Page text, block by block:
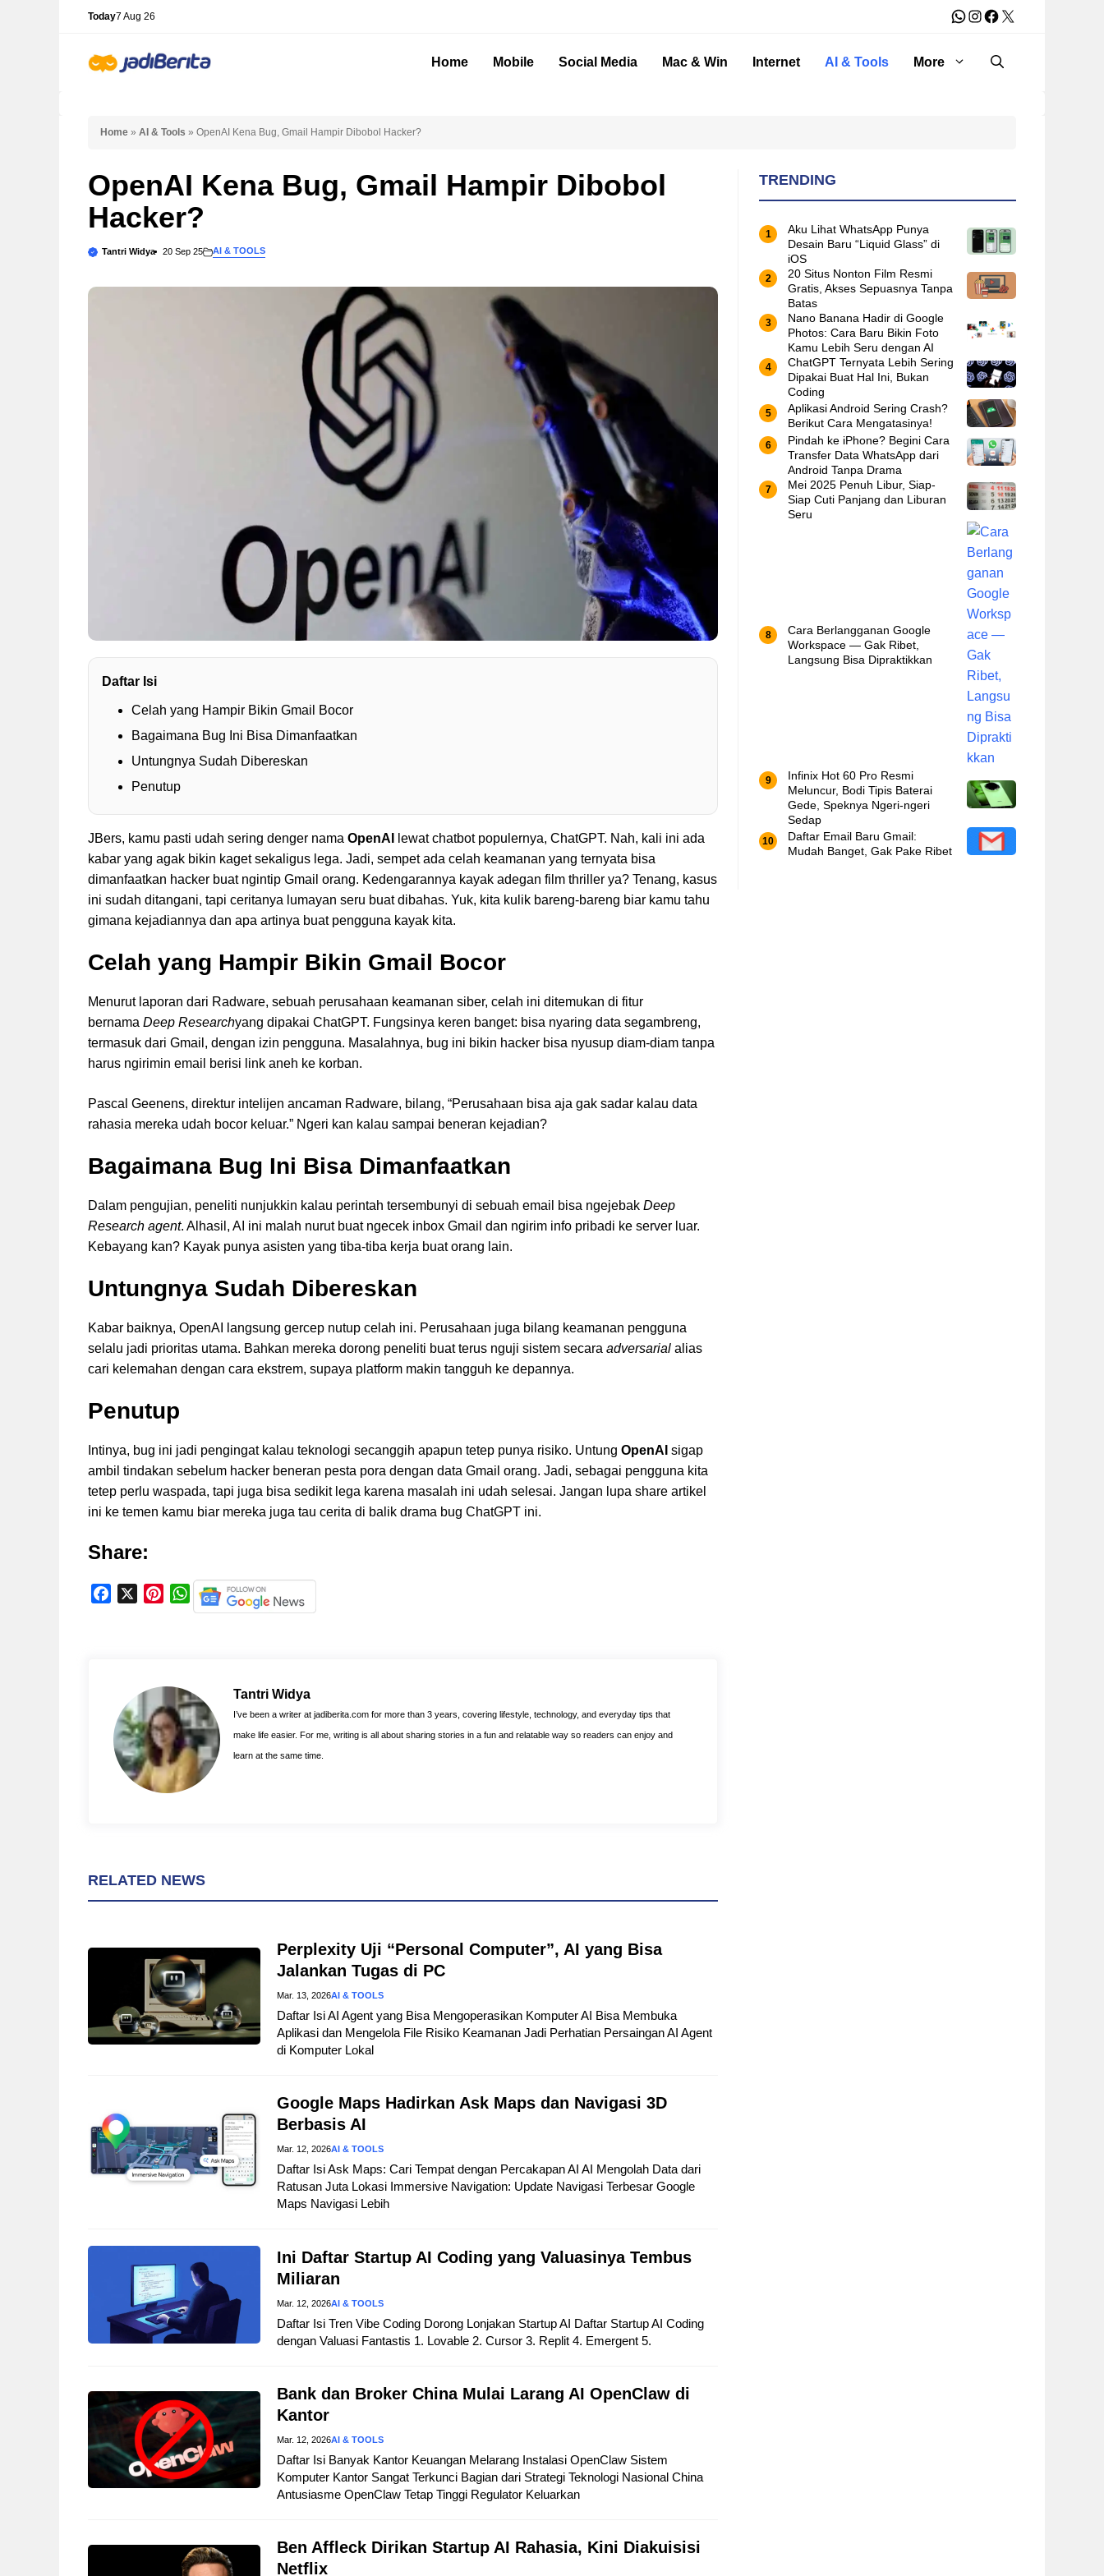
Today7 Aug 26 WhatsApp
Instagram
Facebook
X
Home Mobile Social Media Mac & Win Internet AI & Tools More
Home » AI & Tools » OpenAI Kena Bug, Gmail Hampir Dibobol Hacker?
OpenAI Kena Bug, Gmail Hampir Dibobol
Hacker?
Tantri Widya 20 Sep 25 AI & TOOLS
Daftar Isi
Celah yang Hampir Bikin Gmail Bocor
Bagaimana Bug Ini Bisa Dimanfaatkan
Untungnya Sudah Dibereskan
Penutup
JBers, kamu pasti udah sering denger nama OpenAI
lewat chatbot populernya, ChatGPT. Nah, kali ini ada
kabar yang agak bikin kaget sekaligus lega. Jadi, sempet ada celah keamanan yang ternyata bisa
dimanfaatkan hacker buat ngintip Gmail orang. Kedengarannya kayak adegan film thriller ya? Tenang, kasus
ini sudah ditangani, tapi ceritanya lumayan seru buat dibahas. Yuk, kita kulik bareng-bareng biar kamu tahu
gimana kejadiannya dan apa artinya buat pengguna kayak kita.
Celah yang Hampir Bikin Gmail Bocor
Menurut laporan dari Radware, sebuah perusahaan keamanan siber, celah ini ditemukan di fitur
bernama Deep Researchyang dipakai ChatGPT. Fungsinya keren banget: bisa nyaring data segambreng,
termasuk dari Gmail, dengan izin pengguna. Masalahnya, bug ini bikin hacker bisa nyusup diam-diam tanpa
harus ngirimin email berisi link aneh ke korban.
Pascal Geenens, direktur intelijen ancaman Radware, bilang, “Perusahaan bisa aja gak sadar kalau data
rahasia mereka udah bocor keluar.” Ngeri kan kalau sampai beneran kejadian?
Bagaimana Bug Ini Bisa Dimanfaatkan
Dalam pengujian, peneliti nunjukkin kalau perintah tersembunyi di sebuah email bisa ngejebak Deep
Research agent. Alhasil, AI ini malah nurut buat ngecek inbox Gmail dan ngirim info pribadi ke server luar.
Kebayang kan? Kayak punya asisten yang tiba-tiba kerja buat orang lain.
Untungnya Sudah Dibereskan
Kabar baiknya, OpenAI langsung gercep nutup celah ini. Perusahaan juga bilang keamanan pengguna
selalu jadi prioritas utama. Bahkan mereka dorong peneliti buat terus nguji sistem secara adversarial alias
cari kelemahan dengan cara ekstrem, supaya platform makin tangguh ke depannya.
Penutup
Intinya, bug ini jadi pengingat kalau teknologi secanggih apapun tetep punya risiko. Untung OpenAI sigap
ambil tindakan sebelum hacker beneran pesta pora dengan data Gmail orang. Jadi, sebagai pengguna kita
tetep perlu waspada, tapi juga bisa sedikit lega karena masalah ini udah selesai. Jangan lupa share artikel
ini ke temen kamu biar mereka juga tau cerita di balik drama bug ChatGPT ini.
Share:
k
e
s
t
W
h
A
p
p
Tantri Widya
I’ve been a writer at jadiberita.com for more than 3 years, covering lifestyle, technology, and everyday tips that
make life easier. For me, writing is all about sharing stories in a fun and relatable way so readers can enjoy and
learn at the same time.
RELATED NEWS
Perplexity Uji “Personal Computer”, AI yang Bisa
Jalankan Tugas di PC
Mar. 13, 2026AI & TOOLS
Daftar Isi AI Agent yang Bisa Mengoperasikan Komputer AI Bisa Membuka
Aplikasi dan Mengelola File Risiko Keamanan Jadi Perhatian Persaingan AI Agent
di Komputer Lokal
Google Maps Hadirkan Ask Maps dan Navigasi 3D
Berbasis AI
Mar. 12, 2026AI & TOOLS
Daftar Isi Ask Maps: Cari Tempat dengan Percakapan AI AI Mengolah Data dari
Ratusan Juta Lokasi Immersive Navigation: Update Navigasi Terbesar Google
Maps Navigasi Lebih
Ini Daftar Startup AI Coding yang Valuasinya Tembus
Miliaran
Mar. 12, 2026AI & TOOLS
Daftar Isi Tren Vibe Coding Dorong Lonjakan Startup AI Daftar Startup AI Coding
dengan Valuasi Fantastis 1. Lovable 2. Cursor 3. Replit 4. Emergent 5.
Bank dan Broker China Mulai Larang AI OpenClaw di
Kantor
Mar. 12, 2026AI & TOOLS
Daftar Isi Banyak Kantor Keuangan Melarang Instalasi OpenClaw Sistem
Komputer Kantor Sangat Terkunci Bagian dari Strategi Teknologi Nasional China
Antusiasme OpenClaw Tetap Tinggi Regulator Keluarkan
Ben Affleck Dirikan Startup AI Rahasia, Kini Diakuisisi
Netflix
TRENDING
Aku Lihat WhatsApp Punya
Desain Baru “Liquid Glass” di
iOS
20 Situs Nonton Film Resmi
Gratis, Akses Sepuasnya Tanpa
Batas
Nano Banana Hadir di Google
Photos: Cara Baru Bikin Foto
Kamu Lebih Seru dengan AI
ChatGPT Ternyata Lebih Sering
Dipakai Buat Hal Ini, Bukan
Coding
Aplikasi Android Sering Crash?
Berikut Cara Mengatasinya!
Pindah ke iPhone? Begini Cara
Transfer Data WhatsApp dari
Android Tanpa Drama
Mei 2025 Penuh Libur, Siap-
Siap Cuti Panjang dan Liburan
Seru
Cara Berlangganan Google
Workspace — Gak Ribet,
Langsung Bisa Dipraktikkan
Infinix Hot 60 Pro Resmi
Meluncur, Bodi Tipis Baterai
Gede, Speknya Ngeri-ngeri
Sedap
Daftar Email Baru Gmail:
Mudah Banget, Gak Pake Ribet